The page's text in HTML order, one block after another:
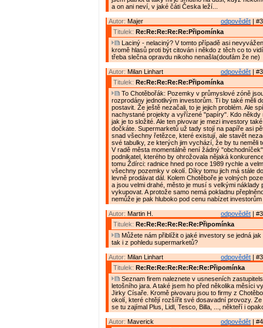
a on ani neví, v jaké čáti Česka leží...
odpovědět |
Autor: Majer
Titulek: Re:Re:Re:Re:Re:Připomínka
Laciný - nelaciný? V tomto případě asi
kromě hlasů proti být citován i někdo z těch co to
třeba slečna opravdu nikoho nenašla(doufám že ne)
odpovědět |
Autor: Milan Linhart
Titulek: Re:Re:Re:Re:Re:Připomínka
To Chotěbořák: Pozemky v průmyslové zóně
rozprodány jednotlivým investorům. Ti by také měli
postavit. Že ještě nezačali, to je jejich problém. Ale
nachystané projekty a vyřízené "papíry". Kdo někdy
jak je to složité. Ale ten pivovar je mezi investory
dočkáte. Supermarketů už tady stojí na papíře asi
snad všechny řetězce, které existují, ale stavět
své tabulky, ze kterých jim vychází, že by tu neměli
V radě města momentálně není žádný
podnikatel, kterého by ohrožovala nějaká
tomu Ždírci: radnice hned po roce 1989 rychle a
všechny pozemky v okolí. Díky tomu jich má stále
levně prodávat dál. Kolem Chotěboře je volných
a jsou velmi drahé, město je musí s velkými náklady
vykupovat. A protože samo nemá pokladnu
nemůže je pak hluboko pod cenu nabízet
odpovědět |
Autor: Martin H.
Titulek: Re:Re:Re:Re:Re:Re:Připomínka
Můžete nám přiblížit o jaké investory se jedná jak
tak i z pohledu supermarketů?
odpovědět |
Autor: Milan Linhart
Titulek: Re:Re:Re:Re:Re:Re:Re:Připomínka
Seznam firem naleznete v usneseních
letošního jara. A také jsem ho před několika měsíci
Jirky Císaře. Kromě pivovaru jsou to firmy z
okolí, které chtějí rozšířit své dosavadní provozy.
se tu zajímal Plus, Lidl, Tesco, Billa, ..., někteří i
odpovědět |
Autor: Maverick